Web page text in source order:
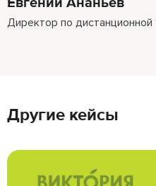
Директор по
Другие кейсы